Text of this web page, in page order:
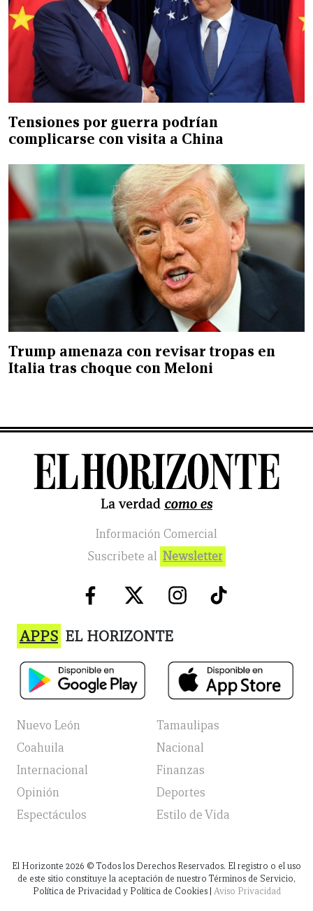
Tensiones por guerra podrían
complicarse con visita a China
Trump amenaza con revisar tropas en
Italia tras choque con Meloni
Información Comercial
Suscribete al Newsletter
APPS EL HORIZONTE
Nuevo León
Tamaulipas
Coahuila
Nacional
Internacional
Finanzas
Opinión
Deportes
Espectáculos
Estilo de Vida
El Horizonte 2026 © Todos los Derechos Reservados. El registro o el uso
de este sitio constituye la aceptación de nuestro Términos de Servicio,
Política de Privacidad y Política de Cookies | Aviso Privacidad